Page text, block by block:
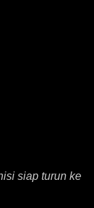
siap turun ke